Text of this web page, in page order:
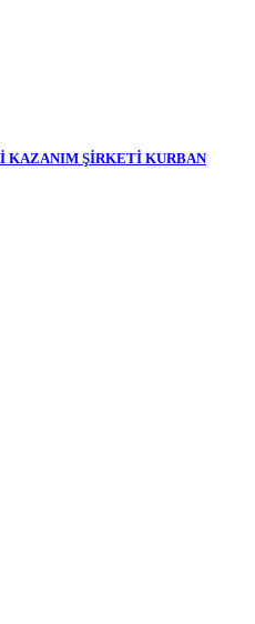
KAZANIM ŞİRKETİ KURBAN